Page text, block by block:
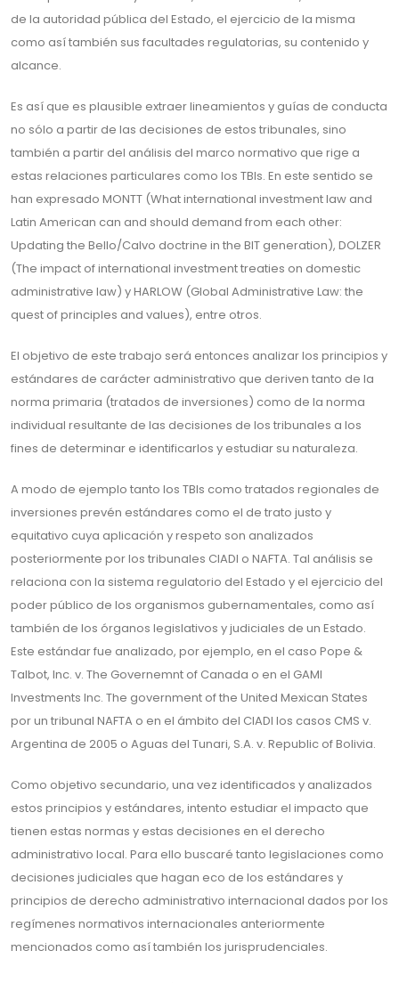
de la autoridad pública del Estado, el ejercicio de la misma
como así también sus facultades regulatorias, su contenido y
alcance.
Es así que es plausible extraer lineamientos y guías de conducta
no sólo a partir de las decisiones de estos tribunales, sino
también a partir del análisis del marco normativo que rige a
estas relaciones particulares como los TBIs. En este sentido se
han expresado MONTT (What international investment law and
Latin American can and should demand from each other:
Updating the Bello/Calvo doctrine in the BIT generation), DOLZER
(The impact of international investment treaties on domestic
administrative law) y HARLOW (Global Administrative Law: the
quest of principles and values), entre otros.
El objetivo de este trabajo será entonces analizar los principios y
estándares de carácter administrativo que deriven tanto de la
norma primaria (tratados de inversiones) como de la norma
individual resultante de las decisiones de los tribunales a los
fines de determinar e identificarlos y estudiar su naturaleza.
A modo de ejemplo tanto los TBIs como tratados regionales de
inversiones prevén estándares como el de trato justo y
equitativo cuya aplicación y respeto son analizados
posteriormente por los tribunales CIADI o NAFTA. Tal análisis se
relaciona con la sistema regulatorio del Estado y el ejercicio del
poder público de los organismos gubernamentales, como así
también de los órganos legislativos y judiciales de un Estado.
Este estándar fue analizado, por ejemplo, en el caso Pope &
Talbot, Inc. v. The Governemnt of Canada o en el GAMI
Investments Inc. The government of the United Mexican States
por un tribunal NAFTA o en el ámbito del CIADI los casos CMS v.
Argentina de 2005 o Aguas del Tunari, S.A. v. Republic of Bolivia.
Como objetivo secundario, una vez identificados y analizados
estos principios y estándares, intento estudiar el impacto que
tienen estas normas y estas decisiones en el derecho
administrativo local. Para ello buscaré tanto legislaciones como
decisiones judiciales que hagan eco de los estándares y
principios de derecho administrativo internacional dados por los
regímenes normativos internacionales anteriormente
mencionados como así también los jurisprudenciales.